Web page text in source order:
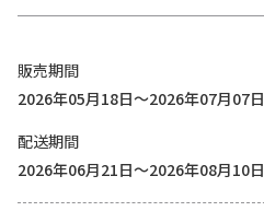
販売期間
2026年05月18日～2026年07月07日
配送期間
2026年06月21日～2026年08月10日